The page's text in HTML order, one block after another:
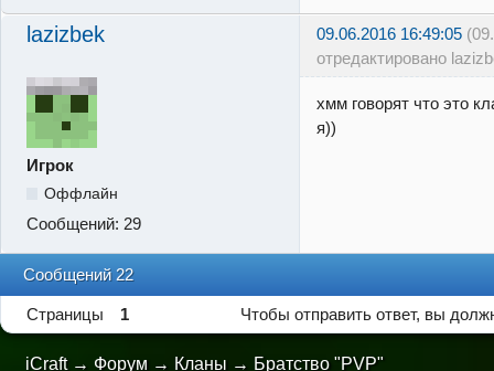
lazizbek 09.06.2016 16:49:05
отредактировано
Игрок
Оффлайн
Сообщений: 29
хмм говорят что это
я))
Сообщений 22
Страницы 1 Чтобы отправить ответ, вы
iCraft → Форум → Кланы → Братство "PVP"